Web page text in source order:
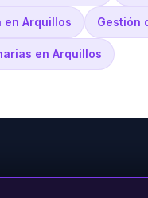
en Arquillos Gestión
en Arquillos